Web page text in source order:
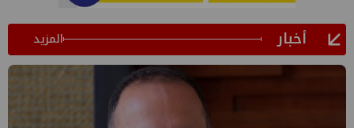
أخبار المزيد